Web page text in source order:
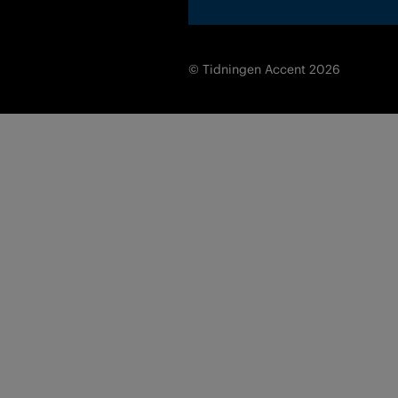
© Tidningen Accent 2026